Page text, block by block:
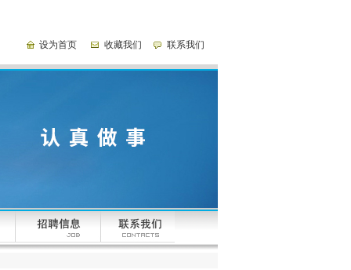
设为首页 收藏我们 联系我们